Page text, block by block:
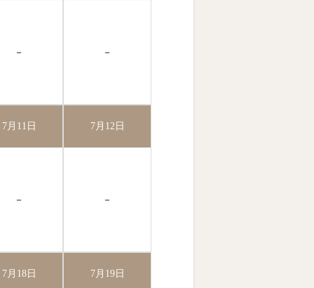
－ －
7月11日
－
7月12日
－
7月18日 7月19日